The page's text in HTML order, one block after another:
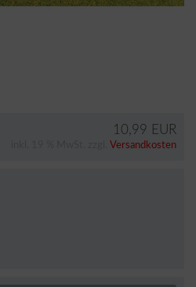
10,99 EUR
Versandkosten